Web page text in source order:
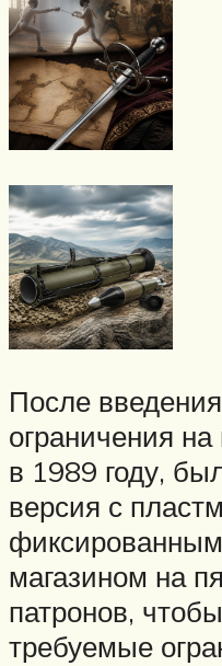
После
ограничения
в 1989 году,
версия с
магазином на
патронов,
требуемые